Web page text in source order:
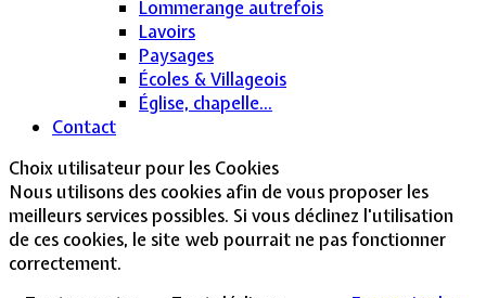
Lommerange autrefois
Lavoirs
Paysages
Écoles & Villageois
Église, chapelle...
Contact
Choix utilisateur pour les Cookies
Nous utilisons des cookies afin de vous proposer les
meilleurs services possibles. Si vous déclinez l'utilisation
de ces cookies, le site web pourrait ne pas fonctionner
correctement.